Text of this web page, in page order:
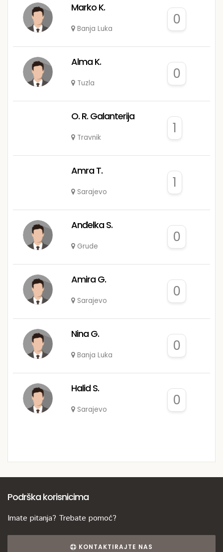
Marko K.
Banja Luka
0
Alma K.
Tuzla
0
O. R. Galanterija
Travnik
1
Amra T.
Sarajevo
1
Anđelka S.
Grude
0
Amira G.
Sarajevo
0
Nina G.
Banja Luka
0
Halid S.
Sarajevo
0
Podrška korisnicima
Imate pitanja? Trebate pomoć?
KONTAKTIRAJTE NAS